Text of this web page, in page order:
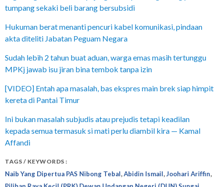
tumpang sekaki beli barang bersubsidi
Hukuman berat menanti pencuri kabel komunikasi, pindaan
akta diteliti Jabatan Peguam Negara
Sudah lebih 2 tahun buat aduan, warga emas masih tertunggu
MPKj jawab isu jiran bina tembok tanpa izin
[VIDEO] Entah apa masalah, bas ekspres main brek siap himpit
kereta di Pantai Timur
Ini bukan masalah subjudis atau prejudis tetapi keadilan
kepada semua termasuk si mati perlu diambil kira — Kamal
Affandi
TAGS / KEYWORDS :
Naib Yang Dipertua PAS Nibong Tebal,Abidin Ismail,Joohari Ariffin,